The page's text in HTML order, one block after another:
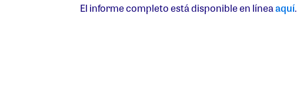
El informe completo está disponible en líneaaquí.